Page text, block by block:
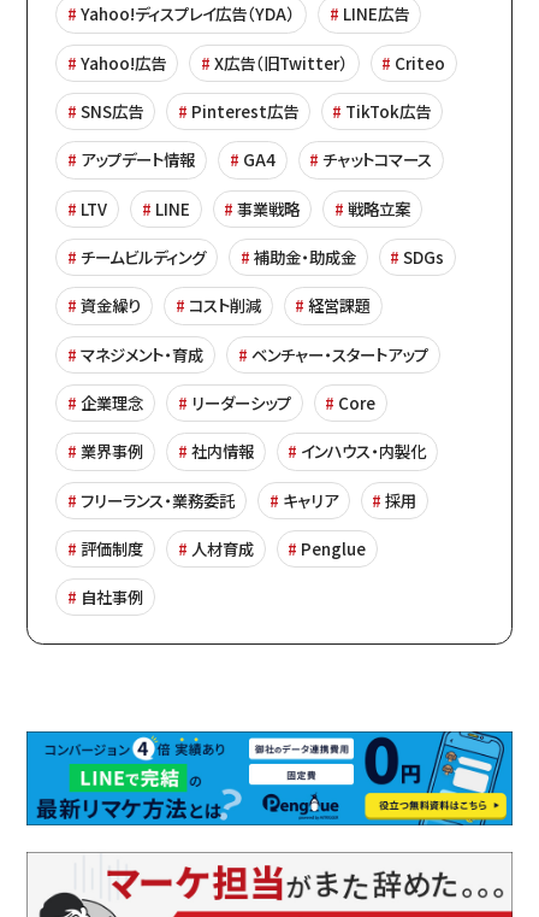
Yahoo!ディスプレイ広告（YDA） LINE広告
Yahoo!広告 X広告（旧Twitter） Criteo
SNS広告 Pinterest広告 TikTok広告
アップデート情報 GA4 チャットコマース
LTV LINE 事業戦略 戦略立案
チームビルディング 補助金・助成金 SDGs
資金繰り コスト削減 経営課題
マネジメント・育成 ベンチャー・スタートアップ
企業理念 リーダーシップ Core
業界事例 社内情報 インハウス・内製化
フリーランス・業務委託 キャリア 採用
評価制度 人材育成 Penglue
自社事例